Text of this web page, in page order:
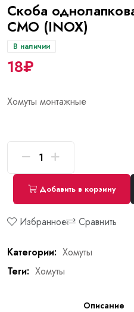
Скоба
СМО (INOX)
В наличии
18₽
Хомуты монтажные
Добавить в корзину
Избранное Сравнить
Категории: Хомуты
Теги: Хомуты
Описание